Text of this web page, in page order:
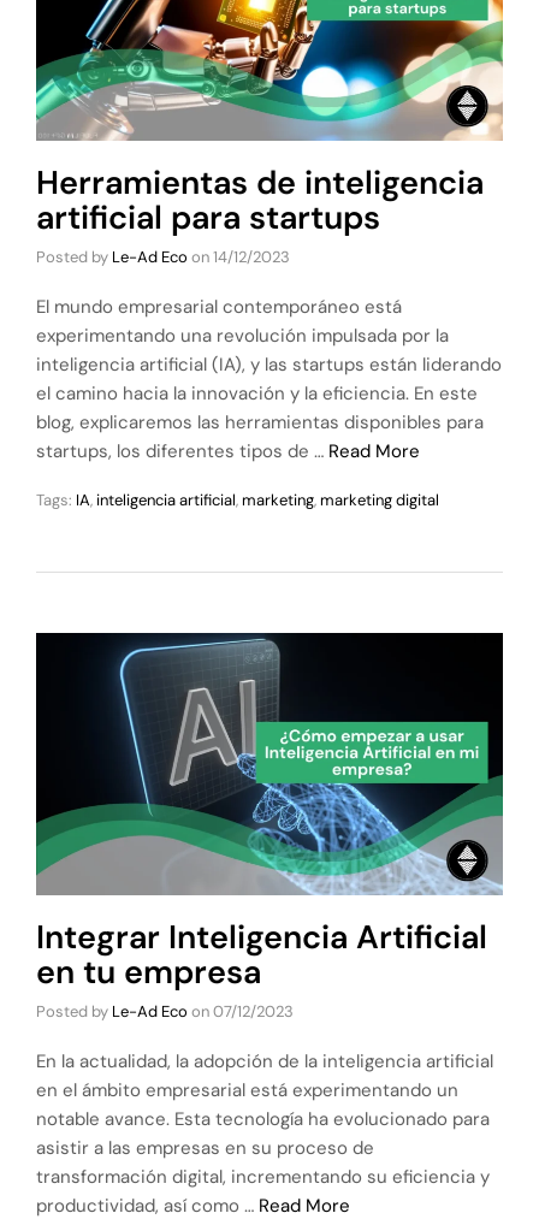
Herramientas de inteligencia
artificial para startups
Posted by Le-Ad Eco on14/12/2023
El mundo empresarial contemporáneo está
experimentando una revolución impulsada por la
inteligencia artificial (IA), y las startups están liderando
el camino hacia la innovación y la eficiencia. En este
blog, explicaremos las herramientas disponibles para
startups, los diferentes tipos de … Read More
Tags: IA, inteligencia artificial,marketing,marketing digital
Integrar Inteligencia Artificial
en tu empresa
Posted by Le-Ad Eco on07/12/2023
En la actualidad, la adopción de la inteligencia artificial
en el ámbito empresarial está experimentando un
notable avance. Esta tecnología ha evolucionado para
asistir a las empresas en su proceso de
transformación digital, incrementando su eficiencia y
productividad, así como … Read More